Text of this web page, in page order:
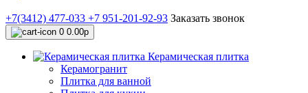
+7(3412) 477-033 +7 951-201-92-93 Заказать звонок
0 0.00р
Керамическая плитка
Керамогранит
Плитка для ванной